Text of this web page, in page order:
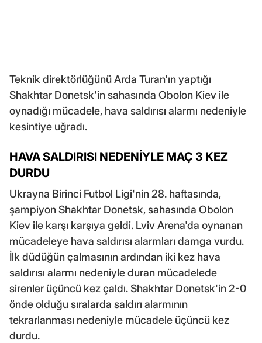
Teknik direktörlüğünü Arda Turan'ın yaptığı
Shakhtar Donetsk'in sahasında Obolon Kiev ile
oynadığı mücadele, hava saldırısı alarmı nedeniyle
kesintiye uğradı.
HAVA SALDIRISI NEDENİYLE MAÇ 3 KEZ
DURDU
Ukrayna Birinci Futbol Ligi'nin 28. haftasında,
şampiyon Shakhtar Donetsk, sahasında Obolon
Kiev ile karşı karşıya geldi. Lviv Arena'da oynanan
mücadeleye hava saldırısı alarmları damga vurdu.
İlk düdüğün çalmasının ardından iki kez hava
saldırısı alarmı nedeniyle duran mücadelede
sirenler üçüncü kez çaldı. Shakhtar Donetsk'in 2-0
önde olduğu sıralarda saldırı alarmının
tekrarlanması nedeniyle mücadele üçüncü kez
durdu.